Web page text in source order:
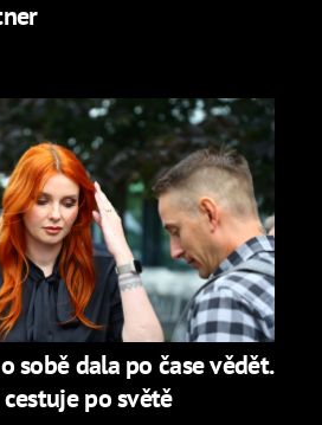
sobě dala po čase vědět.
po světě